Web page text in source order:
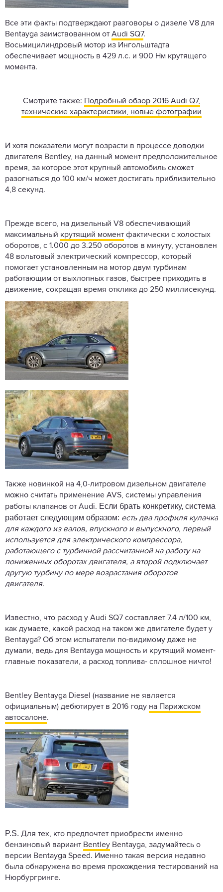
Все эти факты подтверждают разговоры о дизеле V8 для
Bentayga заимствованном от Audi SQ7.
Восьмицилиндровый мотор из Ингольштадта
обеспечивает мощность в 429 л.с. и 900 Нм крутящего
момента.
Смотрите также:
Подробный обзор 2016 Audi Q7,
технические характеристики, новые фотографии
И хотя показатели могут возрасти в процессе доводки
двигателя Bentley, на данный момент предположительное
время, за которое этот крупный автомобиль сможет
разогнаться до 100 км/ч может достигать приблизительно
4,8 секунд.
Прежде всего, на дизельный V8 обеспечивающий
максимальный крутящий момент фактически с холостых
оборотов, с 1.000 до 3.250 оборотов в минуту, установлен
48 вольтовый электрический компрессор, который
помогает установленным на мотор двум турбинам
работающим от выхлопных газов, быстрее приходить в
движение, сокращая время отклика до 250 миллисекунд.
Также новинкой на 4,0-литровом дизельном двигателе
можно считать применение AVS, системы управления
работы клапанов от Audi. Если брать конкретику, система
работает следующим образом: есть два профиля кулачка
для каждого из валов, впускного и выпускного, первый
используется для электрического компрессора,
работающего с турбинной рассчитанной на работу на
пониженных оборотах двигателя, а второй подключает
другую турбину по мере возрастания оборотов
двигателя.
Известно, что расход у Audi SQ7 составляет 7.4 л/100 км,
как думаете, какой расход на таком же двигателе будет у
Bentayga? Об этом испытатели по-видимому даже не
думали, ведь для Bentayga мощность и крутящий момент-
главные показатели, а расход топлива- сплошное ничто!
Bentley Bentayga Diesel (название не является
официальным) дебютирует в 2016 году на Парижском
автосалоне.
P.S. Для тех, кто предпочтет приобрести именно
бензиновый вариант Bentley Bentayga, задумайтесь о
версии Bentayga Speed. Именно такая версия недавно
была обнаружена во время прохождения тестирований на
Нюрбургринге.